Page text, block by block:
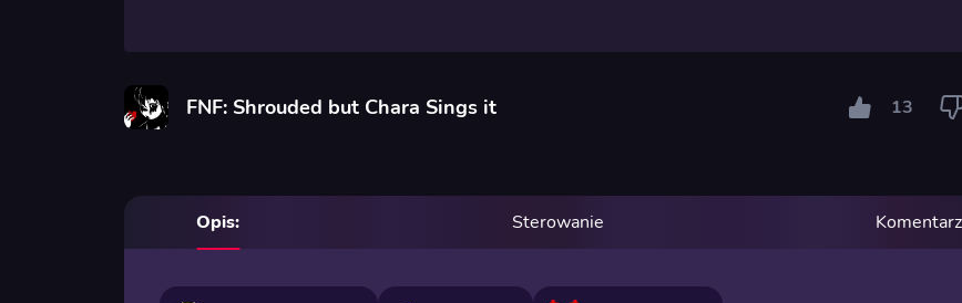
FNF: Shrouded but Chara Sings it 13
Opis: Sterowanie